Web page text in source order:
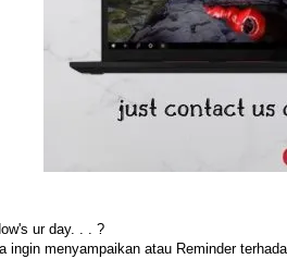
ur day. . . ?
ingin menyampaikan atau Reminder